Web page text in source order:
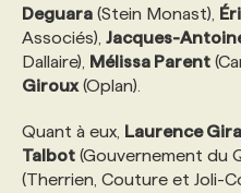
Deguara (Stein Monast),
Associés), Jacques-
Dallaire), Mélissa Parent
Giroux (Oplan).
Quant à eux, Laurence
Talbot (Gouvernement du
(Therrien, Couture et Joli-